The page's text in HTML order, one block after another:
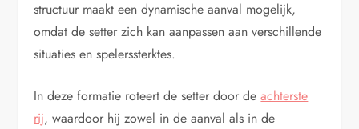
structuur maakt een dynamische aanval mogelijk,
omdat de setter zich kan aanpassen aan verschillende
situaties en spelerssterktes.
In deze formatie roteert de setter door deachterste
rij, waardoor hij zowel in de aanval als in de